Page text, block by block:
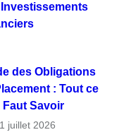
des Obligations
: Tout ce
Faut Savoir
juillet 2026